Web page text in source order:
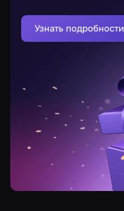
Узнать подробности